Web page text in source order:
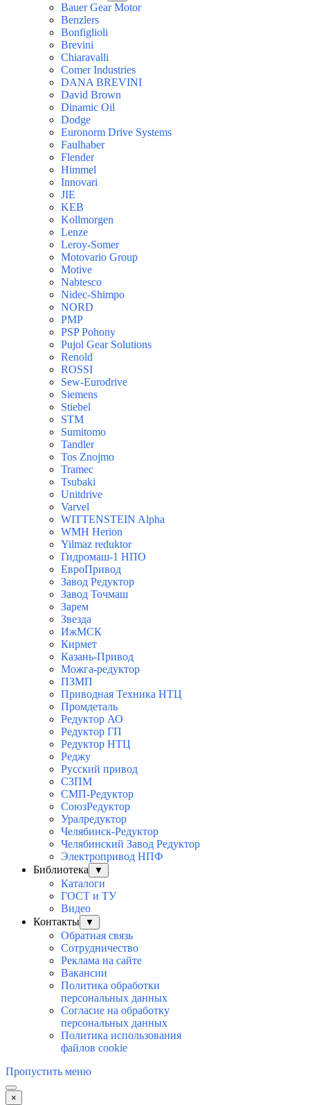
Bauer Gear Motor
Benzlers
Bonfiglioli
Brevini
Chiaravalli
Comer Industries
DANA BREVINI
David Brown
Dinamic Oil
Dodge
Euronorm Drive Systems
Faulhaber
Flender
Himmel
Innovari
JIE
KEB
Kollmorgen
Lenze
Leroy-Somer
Motovario Group
Motive
Nabtesco
Nidec-Shimpo
NORD
PMP
PSP Pohony
Pujol Gear Solutions
Renold
ROSSI
Sew-Eurodrive
Siemens
Stiebel
STM
Sumitomo
Tandler
Tos Znojmo
Tramec
Tsubaki
Unitdrive
Varvel
WITTENSTEIN Alpha
WMH Herion
Yilmaz reduktor
Гидромаш-1 НПО
ЕвроПривод
Завод Редуктор
Завод Точмаш
Зарем
Звезда
ИжМСК
Кирмет
Казань-Привод
Можга-редуктор
ПЗМП
Приводная Техника НТЦ
Промдеталь
Редуктор АО
Редуктор ГП
Редуктор НТЦ
Реджу
Русский привод
СЗПМ
СМП-Редуктор
СоюзРедуктор
Уралредуктор
Челябинск-Редуктор
Челябинский Завод Редуктор
Электропривод НПФ
Библиотека
▼
Каталоги
ГОСТ и ТУ
Видео
Контакты
▼
Обратная связь
Сотрудничество
Реклама на сайте
Вакансии
Политика обработки
персональных данных
Согласие на обработку
персональных данных
Политика использования
файлов cookie
Пропустить меню
×